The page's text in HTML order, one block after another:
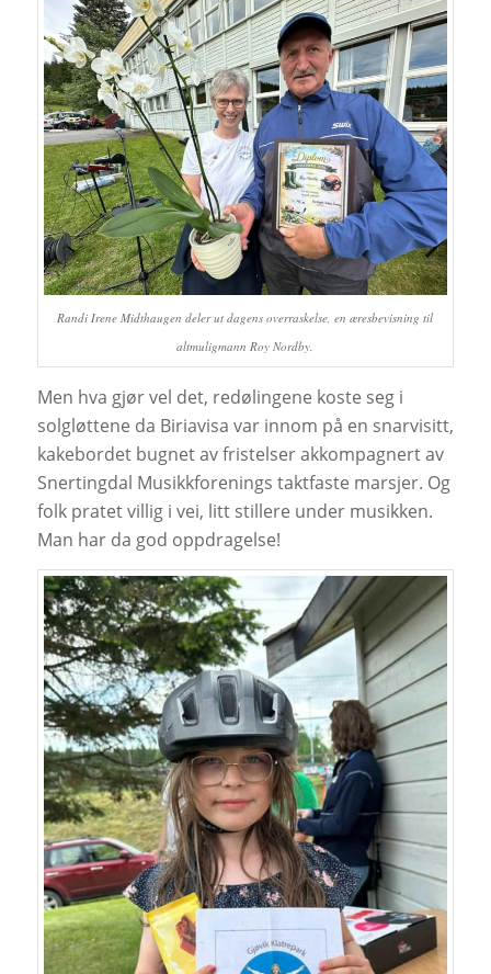
Randi Irene Midthaugen deler ut dagens overraskelse, en æresbevisning til
altmuligmann Roy Nordby.
Men hva gjør vel det, redølingene koste seg i
solgløttene da Biriavisa var innom på en snarvisitt,
kakebordet bugnet av fristelser akkompagnert av
Snertingdal Musikkforenings taktfaste marsjer. Og
folk pratet villig i vei, litt stillere under musikken.
Man har da god oppdragelse!